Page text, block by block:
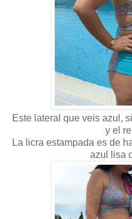
Este lateral que veis azul,
y el
La licra estampada es de
azul lisa